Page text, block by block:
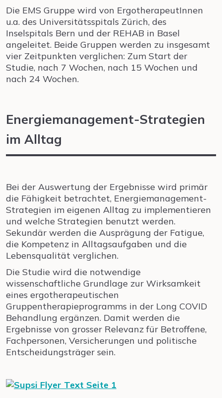
Die EMS Gruppe wird von ErgotherapeutInnen
u.a. des Universitätsspitals Zürich, des
Inselspitals Bern und der REHAB in Basel
angeleitet. Beide Gruppen werden zu insgesamt
vier Zeitpunkten verglichen: Zum Start der
Studie, nach 7 Wochen, nach 15 Wochen und
nach 24 Wochen.
Energiemanagement-Strategien
im Alltag
Bei der Auswertung der Ergebnisse wird primär
die Fähigkeit betrachtet, Energiemanagement-
Strategien im eigenen Alltag zu implementieren
und welche Strategien benutzt werden.
Sekundär werden die Ausprägung der Fatigue,
die Kompetenz in Alltagsaufgaben und die
Lebensqualität verglichen.
Die Studie wird die notwendige
wissenschaftliche Grundlage zur Wirksamkeit
eines ergotherapeutischen
Gruppentherapieprogramms in der Long COVID
Behandlung ergänzen. Damit werden die
Ergebnisse von grosser Relevanz für Betroffene,
Fachpersonen, Versicherungen und politische
Entscheidungsträger sein.